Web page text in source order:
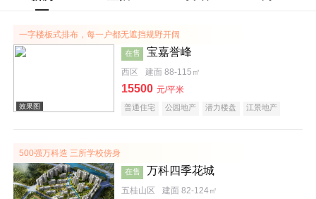
一字楼板式排布，每一户都无遮挡规野开阔
在售 宝嘉誉峰
西区 建面 88-115㎡
15500 元/平米
普通住宅 公园地产 潜力楼盘
江景地产
500强万科造 三所学校傍身
在售 万科四季花城
五桂山区 建面 82-124㎡